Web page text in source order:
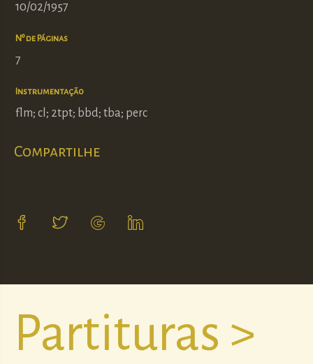
10/02/1957
Nº de Páginas
7
Instrumentação
flm; cl; 2tpt; bbd; tba; perc
Compartilhe
Partituras >